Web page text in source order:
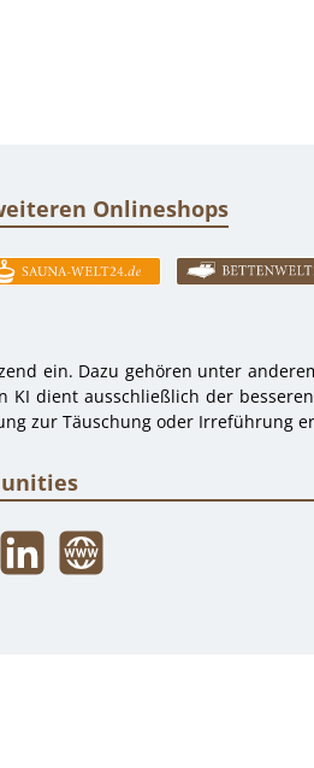
Onlineshops
ein. Dazu gehören unter
dient ausschließlich der
zur Täuschung oder Irreführung
LinkedInWebsite